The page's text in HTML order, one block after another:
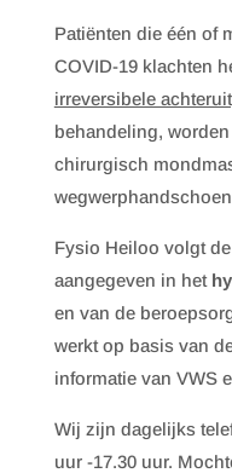
Patiënten die één of
COVID-19 klachten
irreversibele
behandeling,
chirurgisch
Fysio Heiloo volgt de
aangegeven in het
en van de
werkt op basis van
informatie van VWS
Wij zijn dagelijks
uur -17.30 uur.